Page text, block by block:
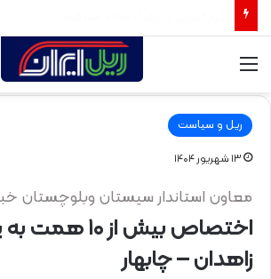
ریل و سیاست
۱۳ شهریور ۱۴۰۴
معاون استاندار سیستان وبلوچستان
اختصاص بیش از
زاهدان – چابهار